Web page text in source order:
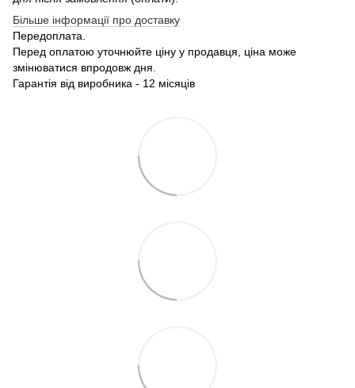
Більше інформації про доставку
Передоплата.
Перед оплатою уточнюйте ціну у продавця, ціна може
змінюватися впродовж дня.
Гарантія від виробника - 12 місяців